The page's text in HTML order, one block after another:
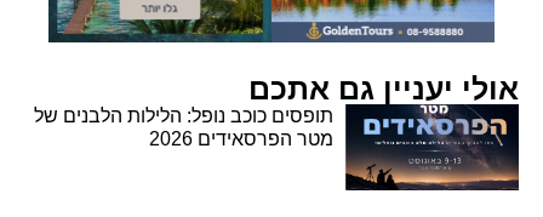
אולי יעניין גם אתכם
תופסים כוכב נופל: הלילות הלבנים של
מטר הפרסאידים 2026